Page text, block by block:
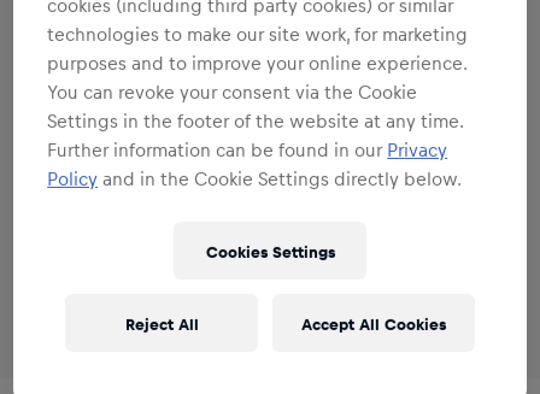
technologies to make our site work, for marketing
purposes and to improve your online experience.
You can revoke your consent via the Cookie
Settings in the footer of the website at any time.
Further information can be found in our Privacy
Policy and in the Cookie Settings directly below.
Cookies Settings
Reject All Accept All Cookies